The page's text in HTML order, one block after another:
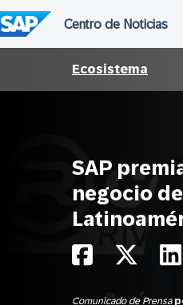
al
contenido
Ecosistema
SAP
negocio
Comunicado de Prensa